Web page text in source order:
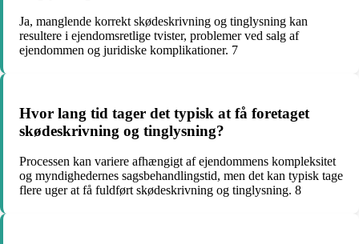
Ja, manglende korrekt skødeskrivning og tinglysning kan
resultere i ejendomsretlige tvister, problemer ved salg af
ejendommen og juridiske komplikationer. 7
Hvor lang tid tager det typisk at få foretaget
skødeskrivning og tinglysning?
Processen kan variere afhængigt af ejendommens kompleksitet
og myndighedernes sagsbehandlingstid, men det kan typisk tage
flere uger at få fuldført skødeskrivning og tinglysning. 8